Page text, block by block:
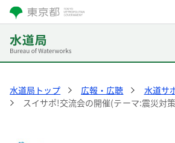
水道局トップ 広報・広聴
水道サ
スイサポ!交流会の開催(テーマ:震災対